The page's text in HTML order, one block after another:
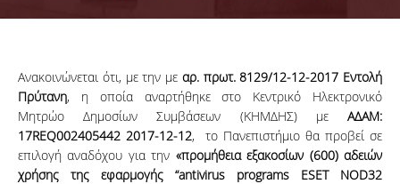
Ανακοινώνεται ότι, με την με αρ. πρωτ. 8129/12-12-2017 Εντολή
Πρύτανη, η οποία αναρτήθηκε στο Κεντρικό Ηλεκτρονικό
Μητρώο Δημοσίων Συμβάσεων (ΚΗΜΔΗΣ) με ΑΔΑΜ:
17REQ002405442 2017-12-12, το Πανεπιστήμιο θα προβεί σε
επιλογή αναδόχου για την «προμήθεια εξακοσίων (600) αδειών
χρήσης της εφαρμογής “antivirus programs ESET NOD32